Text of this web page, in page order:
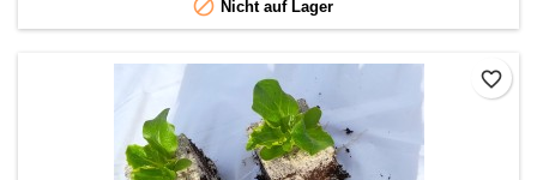
 Nicht auf Lager
favorite_border